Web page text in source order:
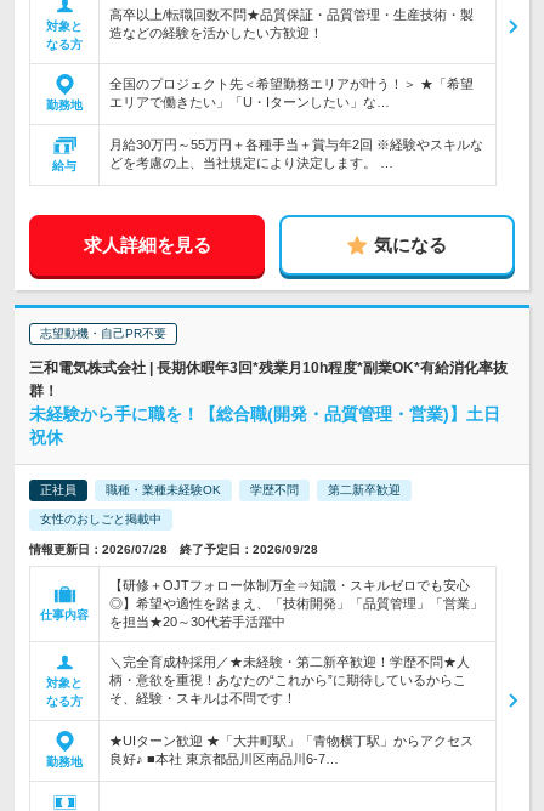
対象と
なる方
高卒以上/転職回数不問★品質保証・品質管理・生産技術・製
造などの経験を活かしたい方歓迎！
勤務地
全国のプロジェクト先＜希望勤務エリアが叶う！＞ ★「希望
エリアで働きたい」「U・Iターンしたい」な…
給与
月給30万円～55万円＋各種手当＋賞与年2回 ※経験やスキルな
どを考慮の上、当社規定により決定します。 …
求人詳細を見る 気になる
志望動機・自己PR不要
三和電気株式会社 | 長期休暇年3回*残業月10h程度*副業OK*有給消化率抜
群！
未経験から手に職を！【総合職(開発・品質管理・営業)】土日
祝休
正社員 職種・業種未経験OK 学歴不問 第二新卒歓迎
女性のおしごと掲載中
情報更新日：2026/07/28 終了予定日：2026/09/28
仕事内容
【研修＋OJTフォロー体制万全⇒知識・スキルゼロでも安心
◎】希望や適性を踏まえ、「技術開発」「品質管理」「営業」
を担当★20～30代若手活躍中
対象と
なる方
＼完全育成枠採用／★未経験・第二新卒歓迎！学歴不問★人
柄・意欲を重視！あなたの“これから”に期待しているからこ
そ、経験・スキルは不問です！
勤務地
★UIターン歓迎 ★「大井町駅」「青物横丁駅」からアクセス
良好♪ ■本社 東京都品川区南品川6-7…